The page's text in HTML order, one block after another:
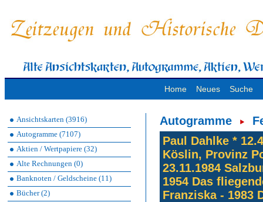
Home Neues Suche
Ansichtskarten (3916)
Autogramme (7107)
Aktien / Wertpapiere (32)
Alte Rechnungen (0)
Banknoten / Geldscheine (11)
Bücher (2)
Autogramme
Paul Dahlke *
Köslin, Provinz
23.11.1984
1954 Das
Franziska - 1983